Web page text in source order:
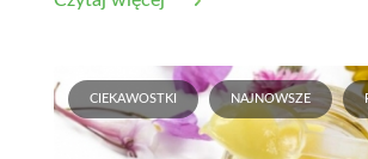
CIEKAWOSTKI NAJNOWSZE